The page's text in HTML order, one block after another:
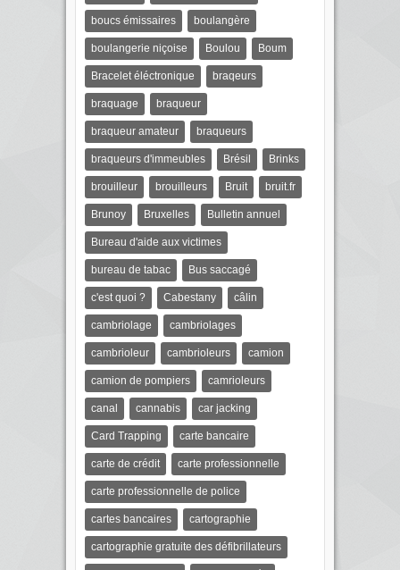
boucs émissaires boulangère
boulangerie niçoise Boulou Boum
Bracelet éléctronique braqeurs
braquage braqueur
braqueur amateur braqueurs
braqueurs d'immeubles Brésil Brinks
brouilleur brouilleurs Bruit bruit.fr
Brunoy Bruxelles Bulletin annuel
Bureau d'aide aux victimes
bureau de tabac Bus saccagé
c'est quoi ? Cabestany câlin
cambriolage cambriolages
cambrioleur cambrioleurs camion
camion de pompiers camrioleurs
canal cannabis car jacking
Card Trapping carte bancaire
carte de crédit carte professionnelle
carte professionnelle de police
cartes bancaires cartographie
cartographie gratuite des défibrillateurs